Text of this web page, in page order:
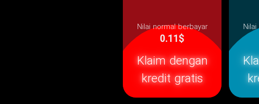
Nilai normal berbayar
0.11$
Klaim dengan
kredit gratis